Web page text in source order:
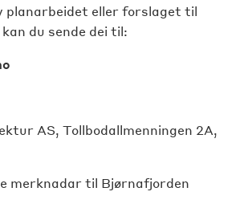
planarbeidet eller forslaget til
du sende dei til:
AS, Tollbodallmenningen 2A,
merknadar til Bjørnafjorden